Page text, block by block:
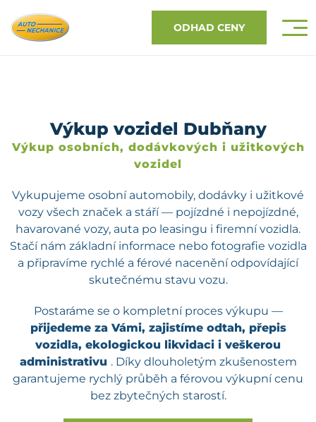
ODHAD CENY
Výkup vozidel Dubňany
Výkup osobních, dodávkových i užitkových
vozidel
Vykupujeme osobní automobily, dodávky i užitkové
vozy všech značek a stáří — pojízdné i nepojízdné,
havarované vozy, auta po leasingu i firemní vozidla.
Stačí nám základní informace nebo fotografie vozidla
a připravíme rychlé a férové nacenění odpovídající
skutečnému stavu vozu.
Postaráme se o kompletní proces výkupu —
přijedeme za Vámi, zajistíme odtah, přepis
vozidla, ekologickou likvidaci i veškerou
administrativu . Díky dlouholetým zkušenostem
garantujeme rychlý průběh a férovou výkupní cenu
bez zbytečných starostí.